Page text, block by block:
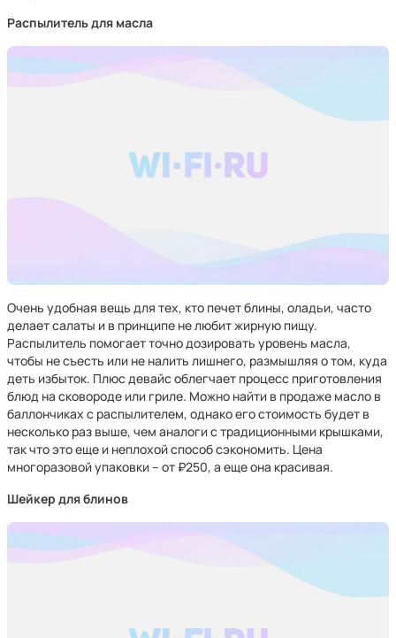
Распылитель для масла
Очень удобная вещь для тех, кто печет блины, оладьи, часто
делает салаты и в принципе не любит жирную пищу.
Распылитель помогает точно дозировать уровень масла,
чтобы не съесть или не налить лишнего, размышляя о том, куда
деть избыток. Плюс девайс облегчает процесс приготовления
блюд на сковороде или гриле. Можно найти в продаже масло в
баллончиках с распылителем, однако его стоимость будет в
несколько раз выше, чем аналоги с традиционными крышками,
так что это еще и неплохой способ сэкономить. Цена
многоразовой упаковки – от ₽250, а еще она красивая.
Шейкер для блинов